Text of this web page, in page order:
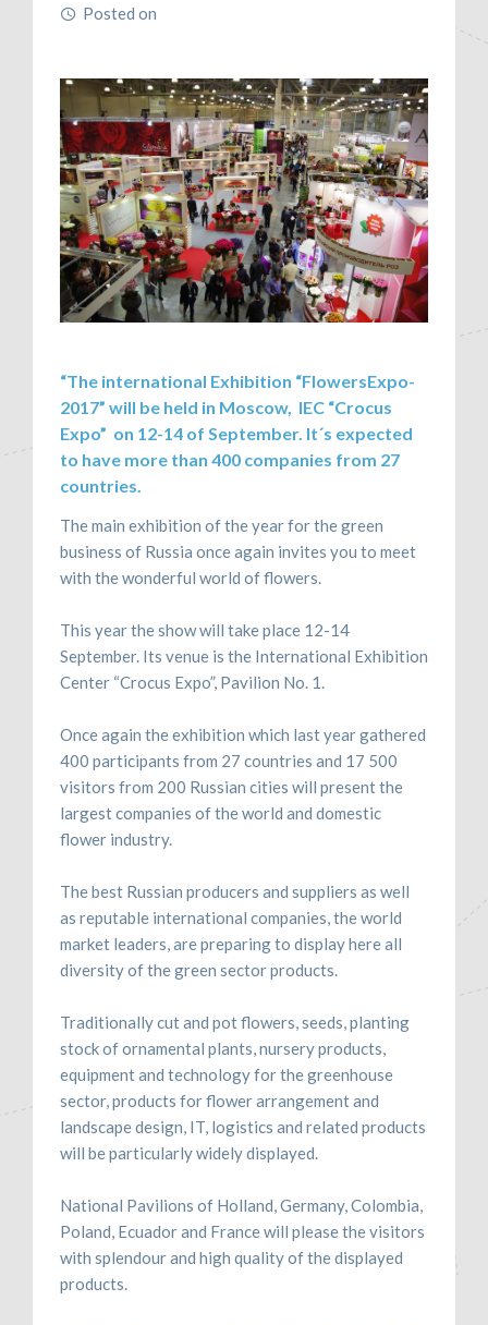
Posted on
“The international Exhibition “FlowersExpo-
2017” will be held in Moscow, IEC “Crocus
Expo” on 12-14 of September. It´s expected
to have more than 400 companies from 27
countries.
The main exhibition of the year for the green
business of Russia once again invites you to meet
with the wonderful world of flowers.
This year the show will take place 12-14
September. Its venue is the International Exhibition
Center “Crocus Expo”, Pavilion No. 1.
Once again the exhibition which last year gathered
400 participants from 27 countries and 17 500
visitors from 200 Russian cities will present the
largest companies of the world and domestic
flower industry.
The best Russian producers and suppliers as well
as reputable international companies, the world
market leaders, are preparing to display here all
diversity of the green sector products.
Traditionally cut and pot flowers, seeds, planting
stock of ornamental plants, nursery products,
equipment and technology for the greenhouse
sector, products for flower arrangement and
landscape design, IT, logistics and related products
will be particularly widely displayed.
National Pavilions of Holland, Germany, Colombia,
Poland, Ecuador and France will please the visitors
with splendour and high quality of the displayed
products.